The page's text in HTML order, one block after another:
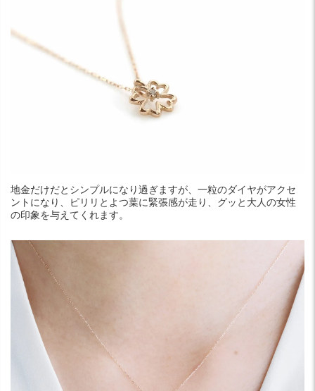
地金だけだとシンプルになり過ぎますが、一粒のダイヤがアクセ
ントになり、ピリリとよつ葉に緊張感が走り、グッと大人の女性
の印象を与えてくれます。